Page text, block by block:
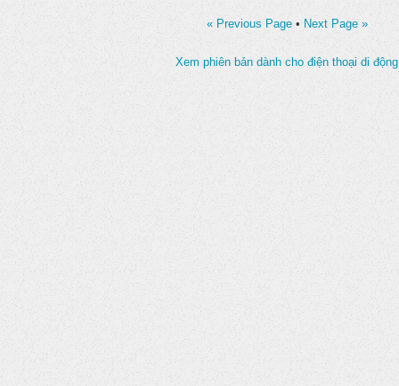
« Previous Page • Next Page »
Xem phiên bản dành cho điện thoại di động